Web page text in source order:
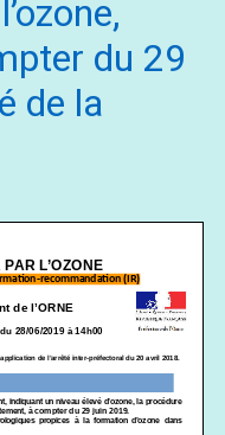
du 29
de la